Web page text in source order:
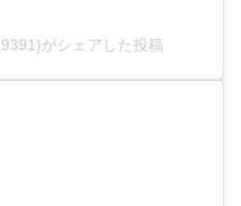
がシェアした投稿